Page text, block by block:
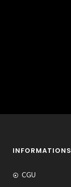
INFORMATIONS
CGU